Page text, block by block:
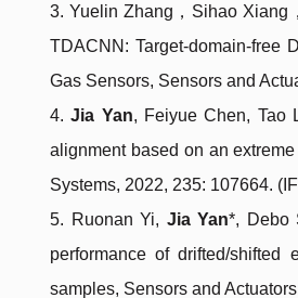
3. Yuelin Zhang， Sihao Xiang
TDACNN: Target-domain-free
Gas Sensors, Sensors and
4.Jia Yan, Feiyue Chen, Tao
alignment based on an
Systems, 2022, 235: 107664.
5. Ruonan Yi, Jia Yan*, Debo
performance of drifted/shifted
samples, Sensors and